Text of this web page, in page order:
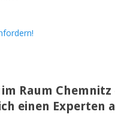
im Raum Chemnitz
einen Experten